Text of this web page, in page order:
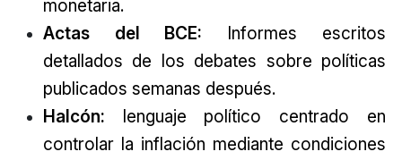
monetaria.
Actas del BCE: Informes escritos
detallados de los debates sobre políticas
publicados semanas después.
Halcón: lenguaje político centrado en
controlar la inflación mediante condiciones